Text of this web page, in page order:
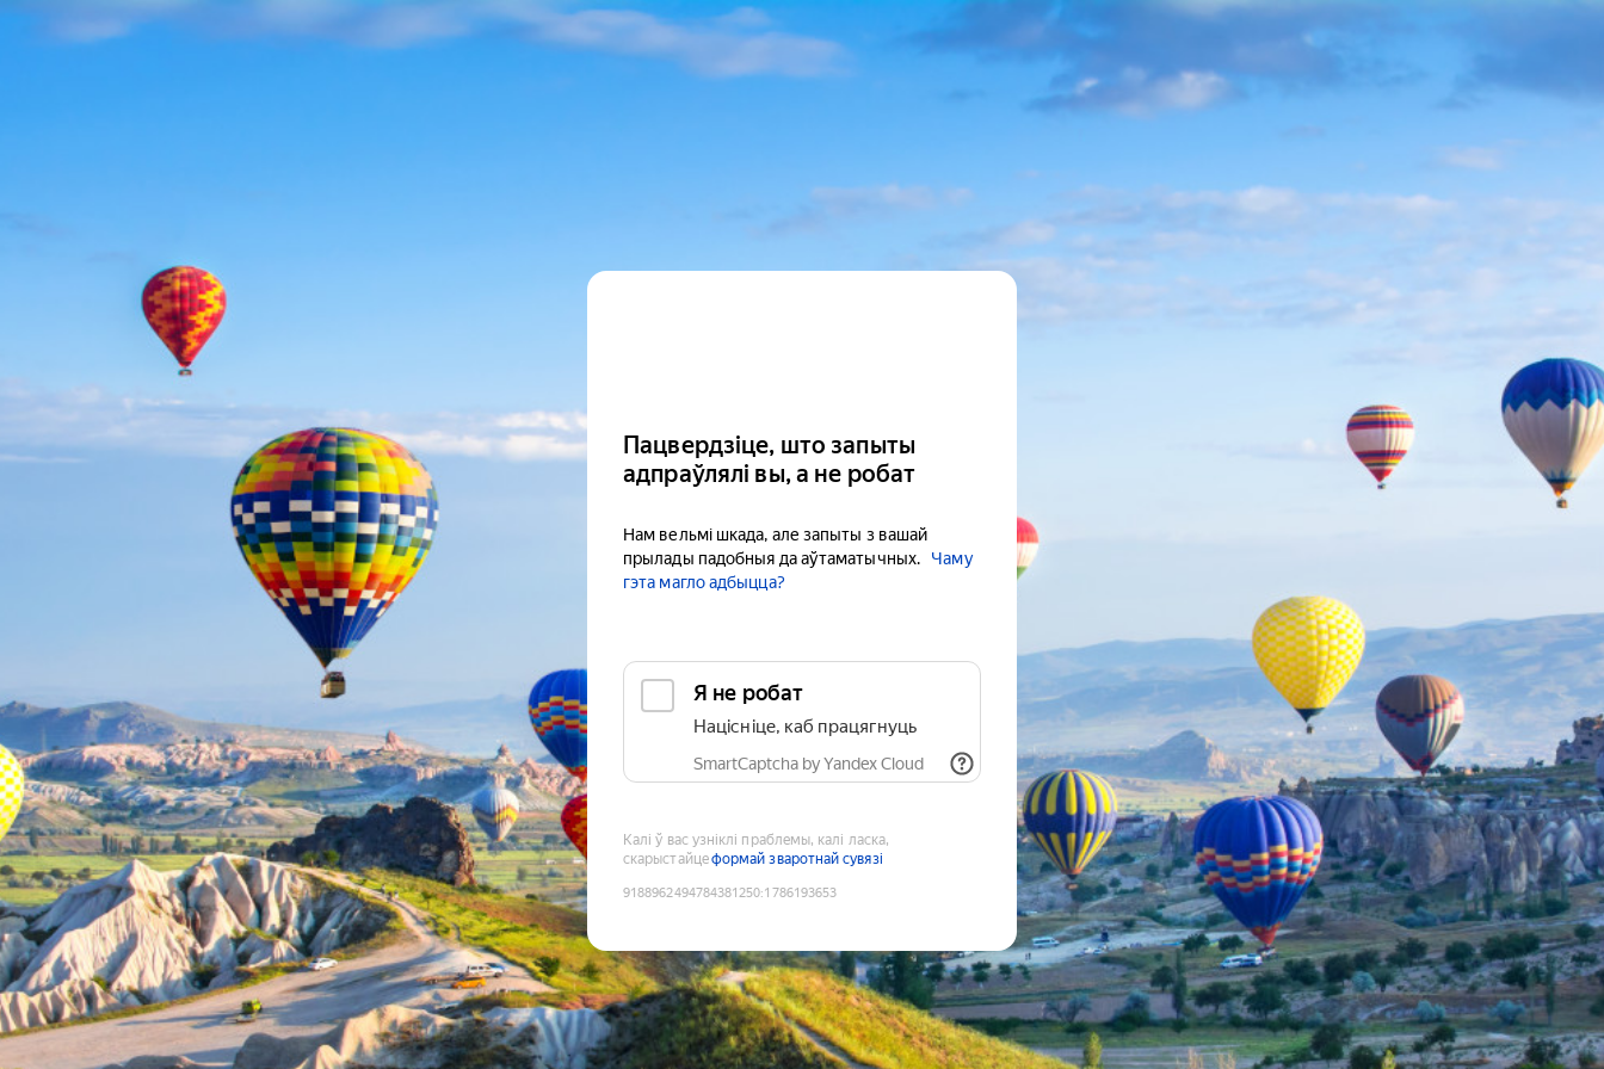
Пацвердзіце, што запыты
адпраўлялі вы, а не робат
Нам вельмі шкада, але запыты з вашай
прылады падобныя да аўтаматычных.
Чаму
гэта магло адбыцца?
Я не робат
Націсніце, каб працягнуць
SmartCaptcha by Yandex Cloud
Калі ў вас узніклі праблемы, калі ласка,
скарыстайцеформай зваротнай сувязі
9188962494784381250:1786193653